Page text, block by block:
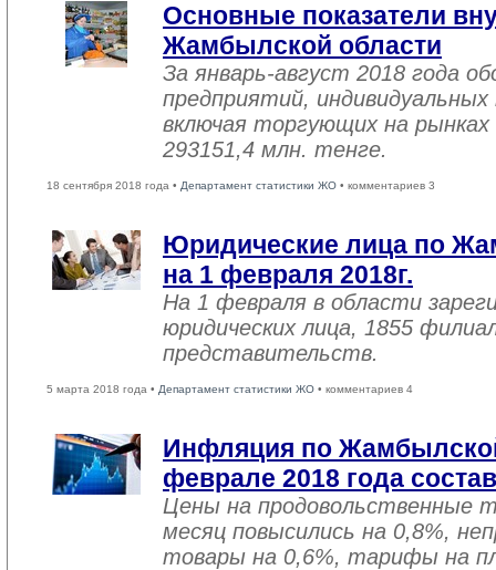
Основные показатели
Жамбылской области
За январь-август 2018 года
предприятий,
включая торгующих на рынках
293151,4 млн. тенге.
18 сентября 2018 года • Департамент статистики ЖО • комментариев 3
Юридические лица по
на 1 февраля 2018г.
На 1 февраля в области
юридических лица, 1855
представительств.
5 марта 2018 года • Департамент статистики ЖО • комментариев 4
Инфляция по
феврале 2018 года
Цены на продовольственные
месяц повысились на 0,8%,
товары на 0,6%, тарифы на